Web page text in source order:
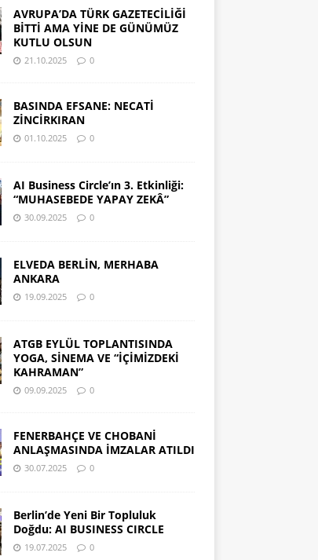
AVRUPA’DA TÜRK GAZETECİLİĞİ
BİTTİ AMA YİNE DE GÜNÜMÜZ
KUTLU OLSUN
21.10.2025 0
BASINDA EFSANE: NECATİ
ZİNCİRKIRAN
01.10.2025 0
AI Business Circle’ın 3. Etkinliği:
“MUHASEBEDE YAPAY ZEKÂ”
30.09.2025 0
ELVEDA BERLİN, MERHABA
ANKARA
19.09.2025 0
ATGB EYLÜL TOPLANTISINDA
YOGA, SİNEMA VE “İÇİMİZDEKİ
KAHRAMAN”
09.09.2025 0
FENERBAHÇE VE CHOBANİ
ANLAŞMASINDA İMZALAR ATILDI
30.07.2025 0
Berlin’de Yeni Bir Topluluk
Doğdu: AI BUSINESS CIRCLE
19.07.2025 0